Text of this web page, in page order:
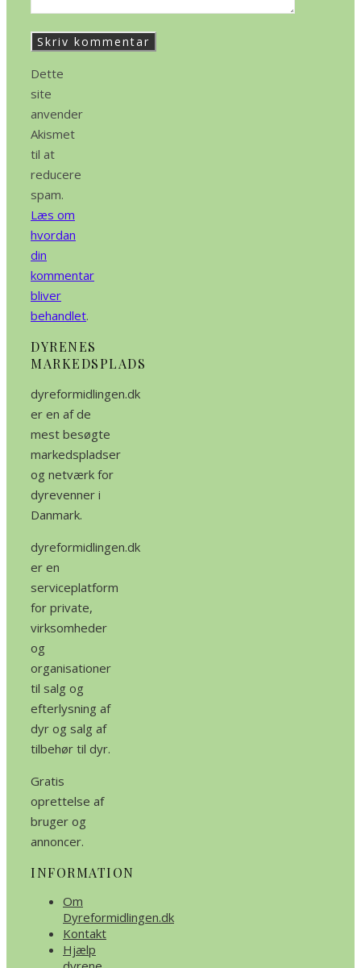
Dette
site
anvender
Akismet
til at
reducere
spam.
Læs om
hvordan
din
kommentar
bliver
behandlet.
DYRENES
MARKEDSPLADS
dyreformidlingen.dk
er en af de
mest besøgte
markedspladser
og netværk for
dyrevenner i
Danmark.
dyreformidlingen.dk
er en
serviceplatform
for private,
virksomheder
og
organisationer
til salg og
efterlysning af
dyr og salg af
tilbehør til dyr.
Gratis
oprettelse af
bruger og
annoncer.
INFORMATION
Om
Dyreformidlingen.dk
Kontakt
Hjælp